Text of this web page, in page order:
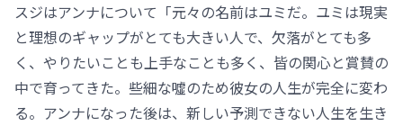
スジはアンナについて「元々の名前はユミだ。ユミは現実
と理想のギャップがとても大きい人で、欠落がとても多
く、やりたいことも上手なことも多く、皆の関心と賞賛の
中で育ってきた。些細な噓のため彼女の人生が完全に変わ
る。アンナになった後は、新しい予測できない人生を生き